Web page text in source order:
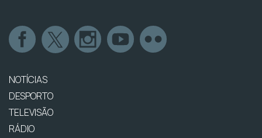
NOTÍCIAS
DESPORTO
TELEVISÃO
RÁDIO